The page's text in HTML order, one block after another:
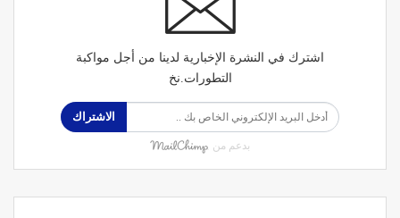
اشترك في النشرة الإخبارية لدينا من أجل مواكبة
التطورات.نخ
الاشتراك
بدعم من